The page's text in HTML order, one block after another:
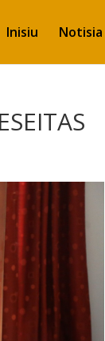
Inisiu Notisia